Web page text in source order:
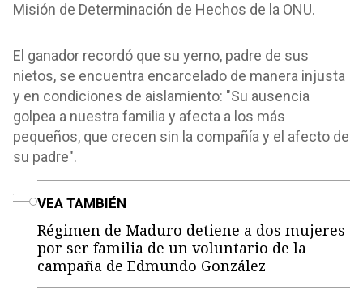
Misión de Determinación de Hechos de la ONU.
El ganador recordó que su yerno, padre de sus
nietos, se encuentra encarcelado de manera injusta
y en condiciones de aislamiento: "Su ausencia
golpea a nuestra familia y afecta a los más
pequeños, que crecen sin la compañía y el afecto de
su padre".
VEA TAMBIÉN
Régimen de Maduro detiene a dos mujeres
por ser familia de un voluntario de la
campaña de Edmundo González